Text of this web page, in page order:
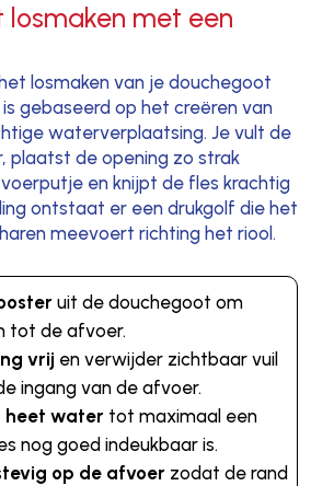
losmaken met een
losmaken van je douchegoot
gebaseerd op het creëren van
waterverplaatsing. Je vult de
plaatst de opening zo strak
en knijpt de fles krachtig
ontstaat er een drukgolf die het
meevoert richting het riool.
uit de douchegoot om
tot de afvoer.
vrij en verwijder zichtbaar vuil
ingang van de afvoer.
heet watertot maximaal een
nog goed indeukbaar is.
op de afvoerzodat de rand